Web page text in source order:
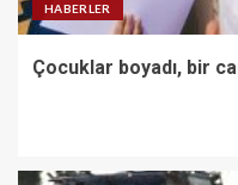
HABERLER
Çocuklar boyadı, bir